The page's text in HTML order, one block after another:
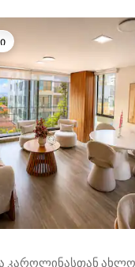
კაროლინასთან